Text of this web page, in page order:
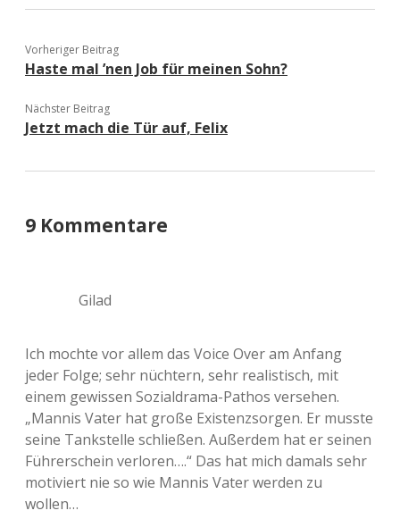
Vorheriger Beitrag
Haste mal ’nen Job für meinen Sohn?
Nächster Beitrag
Jetzt mach die Tür auf, Felix
9 Kommentare
Gilad
Ich mochte vor allem das Voice Over am Anfang
jeder Folge; sehr nüchtern, sehr realistisch, mit
einem gewissen Sozialdrama-Pathos versehen.
„Mannis Vater hat große Existenzsorgen. Er musste
seine Tankstelle schließen. Außerdem hat er seinen
Führerschein verloren….“ Das hat mich damals sehr
motiviert nie so wie Mannis Vater werden zu
wollen…